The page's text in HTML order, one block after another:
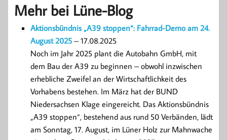
Mehr bei Lüne-Blog
Aktionsbündnis „A39 stoppen“: Fahrrad-Demo am 24.
August 2025 – 17.08.2025
Noch im Jahr 2025 plant die Autobahn GmbH, mit
dem Bau der A39 zu beginnen – obwohl inzwischen
erhebliche Zweifel an der Wirtschaftlichkeit des
Vorhabens bestehen. Im März hat der BUND
Niedersachsen Klage eingereicht. Das Aktionsbündnis
„A39 stoppen“, bestehend aus rund 50 Verbänden, lädt
am Sonntag, 17. August, im Lüner Holz zur Mahnwache